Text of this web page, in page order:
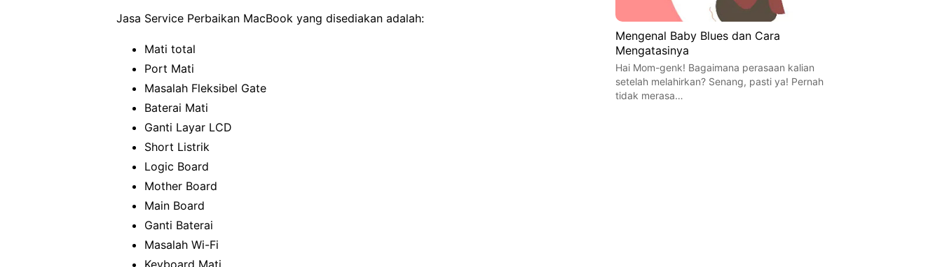
Jasa Service Perbaikan MacBook yang disediakan adalah:
Mati total
Port Mati
Masalah Fleksibel Gate
Baterai Mati
Ganti Layar LCD
Short Listrik
Logic Board
Mother Board
Main Board
Ganti Baterai
Masalah Wi-Fi
Mengenal Baby Blues dan Cara
Mengatasinya
Hai Mom-genk! Bagaimana perasaan kalian
setelah melahirkan? Senang, pasti ya! Pernah
tidak merasa…